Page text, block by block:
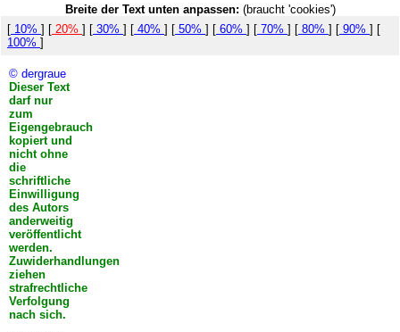
Breite der Text unten anpassen: (braucht 'cookies')
[ 10% ] [ 20% ] [ 30% ] [ 40% ] [ 50% ] [ 60% ] [ 70% ] [ 80% ] [ 90% ] [
100% ]
© dergraue
Dieser Text
darf nur
zum
Eigengebrauch
kopiert und
nicht ohne
die
schriftliche
Einwilligung
des Autors
anderweitig
veröffentlicht
werden.
Zuwiderhandlungen
ziehen
strafrechtliche
Verfolgung
nach sich.